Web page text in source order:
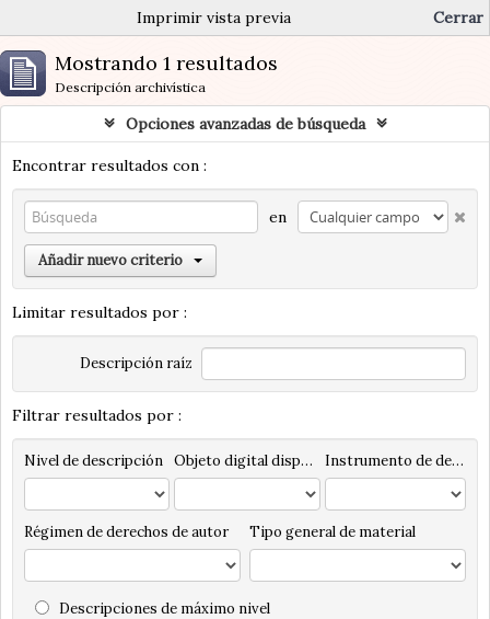
Imprimir vista previa Cerrar
Mostrando 1 resultados
Descripción archivística
Opciones avanzadas de búsqueda
Encontrar resultados con :
en
Añadir nuevo criterio
Limitar resultados por :
Descripción raíz
Filtrar resultados por :
Nivel de descripción Objeto digital disponibles Instrumento de descripción
Régimen de derechos de autor Tipo general de material
Descripciones de máximo nivel